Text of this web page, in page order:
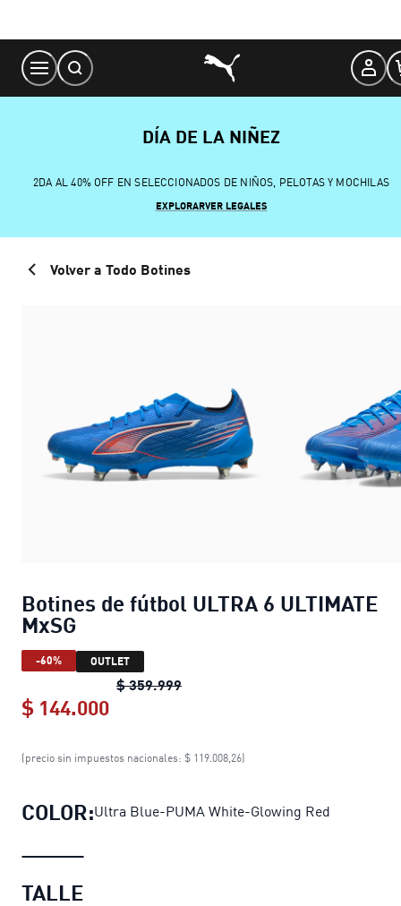
Content
DÍA DE LA NIÑEZ
2DA AL 40% OFF EN SELECCIONADOS DE NIÑOS, PELOTAS Y MOCHILAS
EXPLORARVER LEGALES
Volver a Todo Botines
Botines de fútbol ULTRA 6 ULTIMATE
MxSG
-60% OUTLET
$ 359.999Botines de fútbol ULTRA 6
$ 144.000
Botines de fútbol ULTRA 6
(precio sin impuestos nacionales: $ 119.008,26)
COLOR:Ultra Blue-PUMA White-Glowing Red
TALLE